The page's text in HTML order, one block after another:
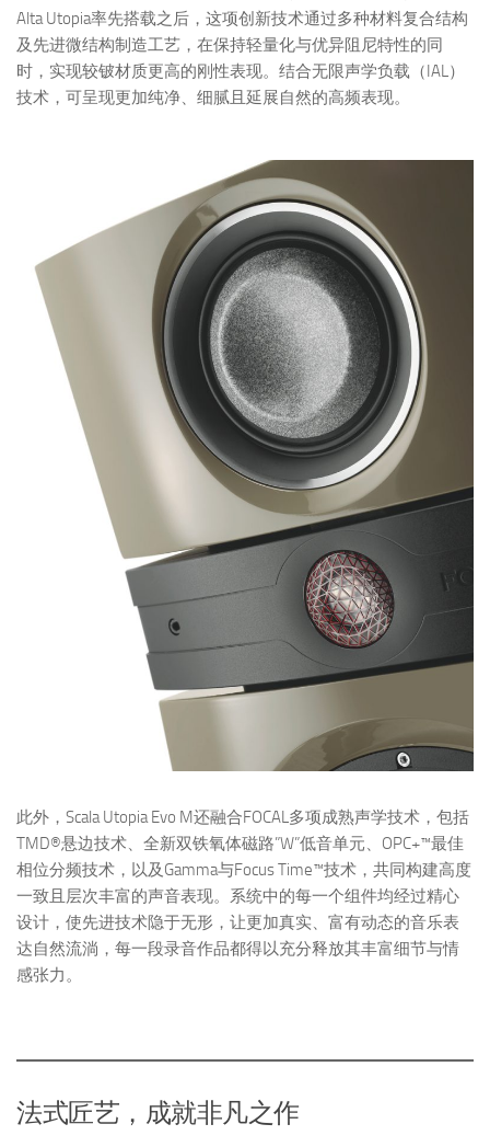
Alta Utopia率先搭载之后，这项创新技术通过多种材料复合结构
及先进微结构制造工艺，在保持轻量化与优异阻尼特性的同
时，实现较铍材质更高的刚性表现。结合无限声学负载（IAL）
技术，可呈现更加纯净、细腻且延展自然的高频表现。
此外，Scala Utopia Evo M还融合FOCAL多项成熟声学技术，包括
TMD®悬边技术、全新双铁氧体磁路”W”低音单元、OPC+™最佳
相位分频技术，以及Gamma与Focus Time™技术，共同构建高度
一致且层次丰富的声音表现。系统中的每一个组件均经过精心
设计，使先进技术隐于无形，让更加真实、富有动态的音乐表
达自然流淌，每一段录音作品都得以充分释放其丰富细节与情
感张力。
法式匠艺，成就非凡之作